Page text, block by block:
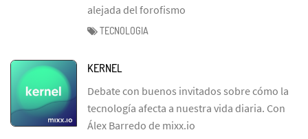
alejada del forofismo
TECNOLOGIA
KERNEL
Debate con buenos invitados sobre cómo la
tecnología afecta a nuestra vida diaria. Con
Álex Barredo de mixx.io